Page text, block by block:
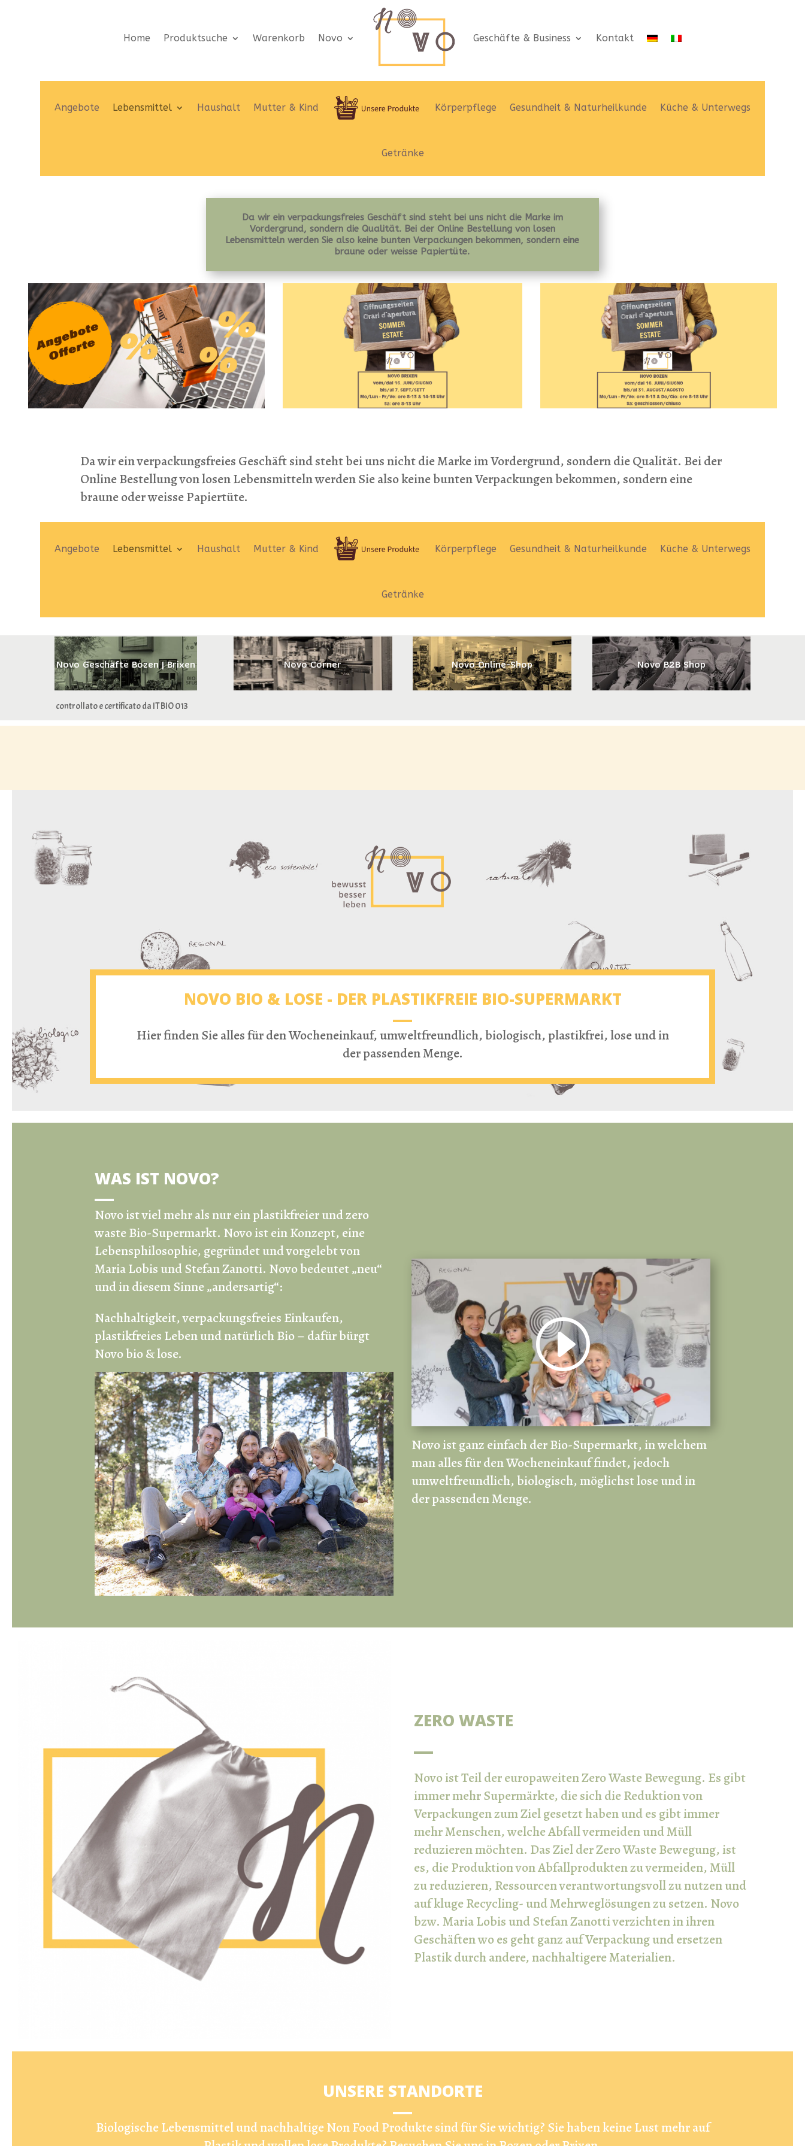
Home Produktsuche Warenkorb Novo Geschäfte & Business Kontakt
Angebote Lebensmittel Haushalt Mutter & Kind Körperpflege Gesundheit & Naturheilkunde Küche & Unterwegs
Getränke
Da wir ein verpackungsfreies Geschäft sind steht bei uns nicht die Marke im
Vordergrund, sondern die Qualität. Bei der Online Bestellung von losen
Lebensmitteln werden Sie also keine bunten Verpackungen bekommen, sondern eine
braune oder weisse Papiertüte.
Da wir ein verpackungsfreies Geschäft sind steht bei uns nicht die Marke im Vordergrund, sondern die Qualität. Bei der
Online Bestellung von losen Lebensmitteln werden Sie also keine bunten Verpackungen bekommen, sondern eine
braune oder weisse Papiertüte.
Angebote Lebensmittel Haushalt Mutter & Kind Körperpflege Gesundheit & Naturheilkunde Küche & Unterwegs
Getränke
Novo Geschäfte Bozen | Brixen Novo Corner Novo Online-Shop Novo B2B Shop
controllato e certificato da IT BIO 013
NOVO BIO & LOSE - DER PLASTIKFREIE BIO-SUPERMARKT
Hier finden Sie alles für den Wocheneinkauf, umweltfreundlich, biologisch, plastikfrei, lose und in
der passenden Menge.
WAS IST NOVO?
Novo ist viel mehr als nur einplastikfreier und zero
waste Bio-Supermarkt. Novo ist ein Konzept, eine
Lebensphilosophie, gegründet und vorgelebt von
Maria Lobis und Stefan Zanotti. Novo bedeutet „neu“
und in diesem Sinne „andersartig“:
Nachhaltigkeit, verpackungsfreies Einkaufen,
plastikfreies Leben und natürlich Bio – dafür bürgt
Novo bio & lose.
Novo ist ganz einfach der Bio-Supermarkt, in welchem
man alles für den Wocheneinkauf findet, jedoch
umweltfreundlich, biologisch, möglichst lose und in
der passenden Menge.
ZERO WASTE
Novo ist Teil der europaweiten Zero Waste Bewegung. Es gibt
immer mehr Supermärkte, die sich die Reduktion von
Verpackungen zum Ziel gesetzt haben und es gibt immer
mehr Menschen, welche Abfall vermeiden und Müll
reduzieren möchten. Das Ziel der Zero Waste Bewegung, ist
es, die Produktion von Abfallprodukten zu vermeiden, Müll
zu reduzieren, Ressourcen verantwortungsvoll zu nutzen und
auf kluge Recycling- und Mehrweglösungen zu setzen. Novo
bzw. Maria Lobis und Stefan Zanotti verzichten in ihren
Geschäften wo es geht ganz auf Verpackung und ersetzen
Plastik durch andere, nachhaltigere Materialien.
UNSERE STANDORTE
Biologische Lebensmittel und nachhaltige Non Food Produkte sind für Sie wichtig? Sie haben keine Lust mehr auf